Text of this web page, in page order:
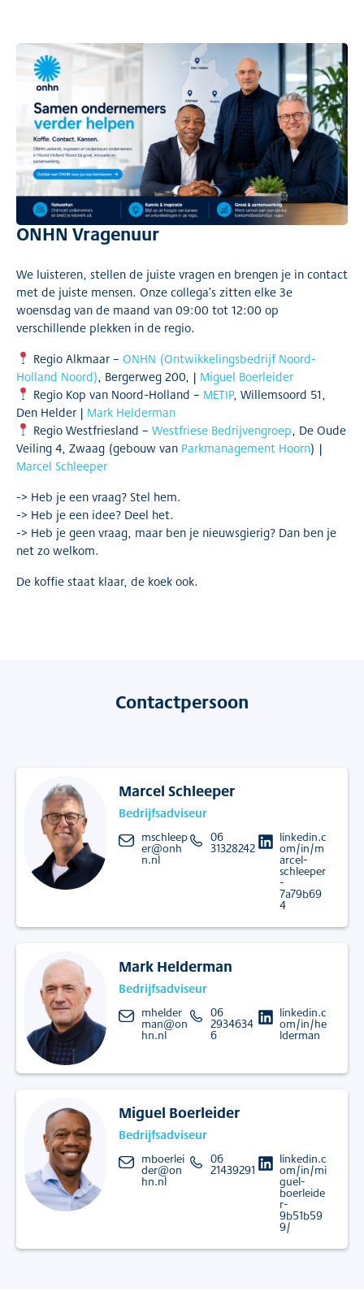
ONHN Vragenuur
We luisteren, stellen de juiste vragen en brengen je in contact
met de juiste mensen. Onze collega’s zitten elke 3e
woensdag van de maand van 09:00 tot 12:00 op
verschillende plekken in de regio.
Regio Alkmaar –ONHN (Ontwikkelingsbedrijf Noord-
Holland Noord), Bergerweg 200, | Miguel Boerleider
Regio Kop van Noord-Holland – METIP, Willemsoord 51,
Den Helder | Mark Helderman
Regio Westfriesland –Westfriese Bedrijvengroep, De Oude
Veiling 4, Zwaag (gebouw van Parkmanagement Hoorn) |
Marcel Schleeper
-> Heb je een vraag? Stel hem.
-> Heb je een idee? Deel het.
-> Heb je geen vraag, maar ben je nieuwsgierig? Dan ben je
net zo welkom.
De koffie staat klaar, de koek ook.
Contactpersoon
Marcel Schleeper
Bedrijfsadviseur
mschleep
er@onh
n.nl
06
31328242
linkedin.c
om/in/m
arcel-
schleeper
-
7a79b69
4
Mark Helderman
Bedrijfsadviseur
mhelder
man@on
hn.nl
06
2934634
6
linkedin.c
om/in/he
lderman
Miguel Boerleider
Bedrijfsadviseur
mboerlei
der@on
hn.nl
06
21439291
linkedin.c
om/in/mi
guel-
boerleide
r-
9b51b59
9/